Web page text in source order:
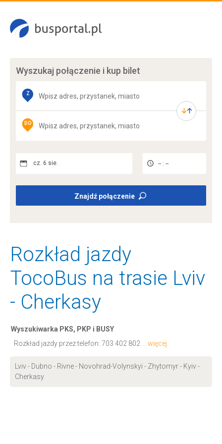
Wyszukaj połączenie i kup bilet
Z
DO
cz. 6 sie. -- : --
Znajdź połączenie
Rozkład jazdy
TocoBus na trasie Lviv
- Cherkasy
Wyszukiwarka PKS, PKP i BUSY
Rozkład jazdy przez telefon: 703 402 802 ... więcej
Lviv - Dubno - Rivne - Novohrad-Volynskyi - Zhytomyr - Kyiv -
Cherkasy